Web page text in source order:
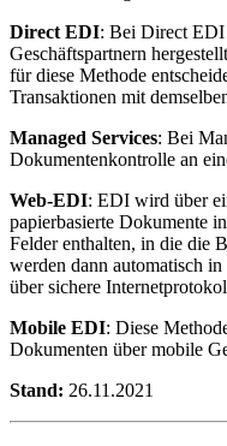
Direct EDI: Bei Direct
Geschäftspartnern
für diese Methode
Transaktionen mit
Managed Services: Bei
Dokumentenkontrolle an
Web-EDI: EDI wird über
papierbasierte Dokumente
Felder enthalten, in die die
werden dann automatisch
über sichere
Mobile EDI: Diese
Dokumenten über mobile
Stand: 26.11.2021